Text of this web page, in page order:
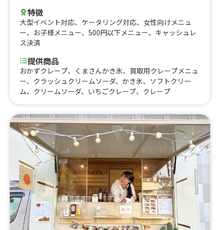
特徴
大型イベント対応、 ケータリング対応、 女性向けメニュ
ー、 お子様メニュー、 500円以下メニュー、 キャッシュレ
ス決済
提供商品
おかずクレープ、くまさんかき氷、買取用クレープメニュ
ー、クラッシュクリームソーダ、かき氷、ソフトクリー
ム、クリームソーダ、いちごクレープ、クレープ